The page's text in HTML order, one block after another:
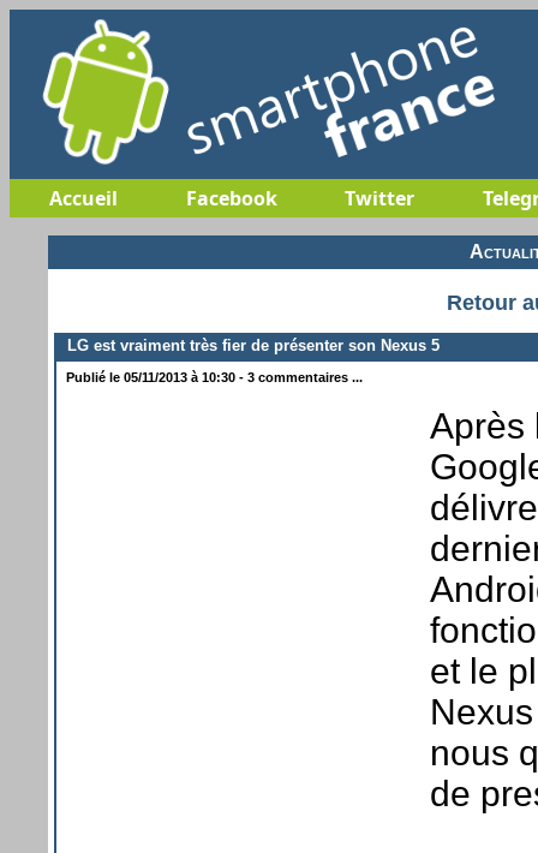
Accueil Facebook Twitter
Retour
LG est vraiment très fier de présenter son Nexus 5
Publié le 05/11/2013 à 10:30 - 3 commentaires ...
Après
et le
nous
de